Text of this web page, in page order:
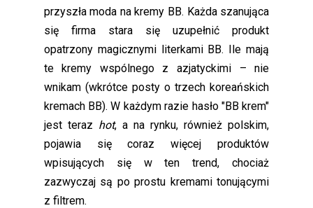
przyszła moda na kremy BB. Każda szanująca
się firma stara się uzupełnić produkt
opatrzony magicznymi literkami BB. Ile mają
te kremy wspólnego z azjatyckimi – nie
wnikam (wkrótce posty o trzech koreańskich
kremach BB). W każdym razie hasło "BB krem"
jest teraz hot, a na rynku, również polskim,
pojawia się coraz więcej produktów
wpisujących się w ten trend, chociaż
zazwyczaj są po prostu kremami tonującymi
z filtrem.